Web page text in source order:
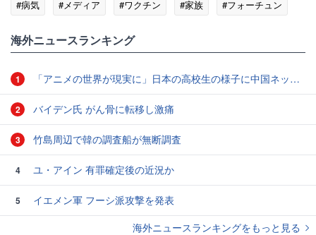
#病気
#メディア #ワクチン #家族
#フォーチュン
海外ニュースランキング
1 「アニメの世界が現実に」日本の高校生の様子に中国ネット「青春」「うらやましい」
2 バイデン氏 がん骨に転移し激痛
3 竹島周辺で韓の調査船が無断調査
4 ユ・アイン 有罪確定後の近況か
5
イエメン軍 フーシ派攻撃を発表
海外ニュースランキングをもっと見る